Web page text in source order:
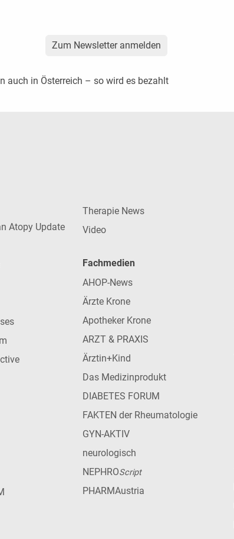
Zum Newsletter anmelden
auch in Österreich – so wird es bezahlt
Atopy Update
Therapie News
Video
Fachmedien
AHOP-News
Ärzte Krone
Apotheker Krone
ARZT & PRAXIS
Ärztin+Kind
Das Medizinprodukt
DIABETES FORUM
FAKTEN der Rheumatologie
GYN-AKTIV
neurologisch
NEPHROScript
PHARMAustria